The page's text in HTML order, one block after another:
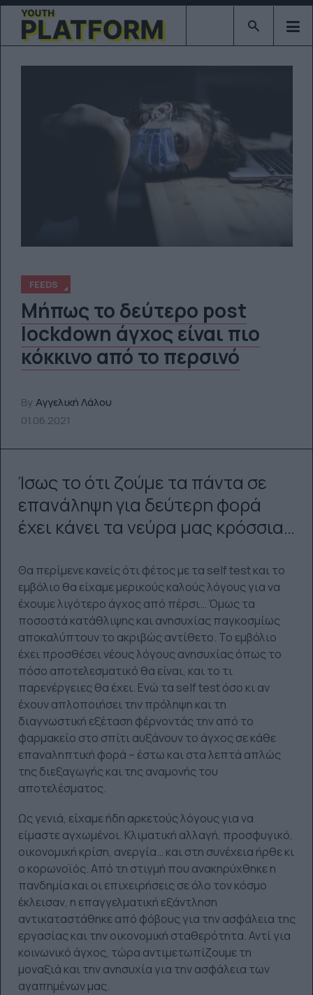
Type 2 or
FEEDS
Μήπως το δεύτερο post
lockdown άγχος είναι πιο
κόκκινο από το περσινό
By Αγγελική Λάλου
01.06.2021
Ίσως το ότι ζούμε τα πάντα σε
επανάληψη για δεύτερη φορά
έχει κάνει τα νεύρα μας κρόσσια…
Θα περίμενε κανείς ότι φέτος με τα self test και το
εμβόλιο θα είχαμε μερικούς καλούς λόγους για να
έχουμε λιγότερο άγχος από πέρσι… Όμως τα
ποσοστά κατάθλιψης και ανησυχίας παγκοσμίως
αποκαλύπτουν το ακριβώς αντίθετο. Το εμβόλιο
έχει προσθέσει νέους λόγους ανησυχίας όπως το
πόσο αποτελεσματικό θα είναι, και το τι
παρενέργειες θα έχει. Ενώ τα self test όσο κι αν
έχουν απλοποιήσει την πρόληψη και τη
διαγνωστική εξέταση φέρνοντάς την από το
φαρμακείο στο σπίτι αυξάνουν το άγχος σε κάθε
επαναληπτική φορά – έστω και στα λεπτά απλώς
της διεξαγωγής και της αναμονής του
αποτελέσματος.
Ως γενιά, είχαμε ήδη αρκετούς λόγους για να
είμαστε αγχωμένοι. Κλιματική αλλαγή, προσφυγικό,
οικονομική κρίση, ανεργία… και στη συνέχεια ήρθε κι
ο κορωνοϊός. Από τη στιγμή που ανακηρύχθηκε η
πανδημία και οι επιχειρήσεις σε όλο τον κόσμο
έκλεισαν, η επαγγελματική εξάντληση
αντικαταστάθηκε από φόβους για την ασφάλεια της
εργασίας και την οικονομική σταθερότητα. Αντί για
κοινωνικό άγχος, τώρα αντιμετωπίζουμε τη
μοναξιά και την ανησυχία για την ασφάλεια των
αγαπημένων μας.